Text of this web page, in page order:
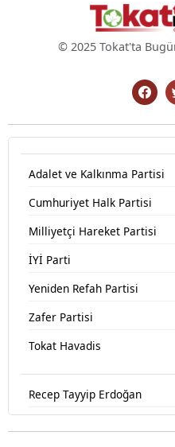
© 2025 Tokat'ta
Adalet ve Kalkınma Partisi
Cumhuriyet Halk Partisi
Milliyetçi Hareket Partisi
İYİ Parti
Yeniden Refah Partisi
Zafer Partisi
Tokat Havadis
Recep Tayyip Erdoğan